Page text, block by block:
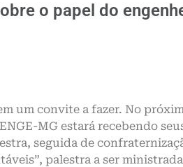
o papel do
um convite a fazer. No
MG estará recebendo
seguida de
palestra a ser